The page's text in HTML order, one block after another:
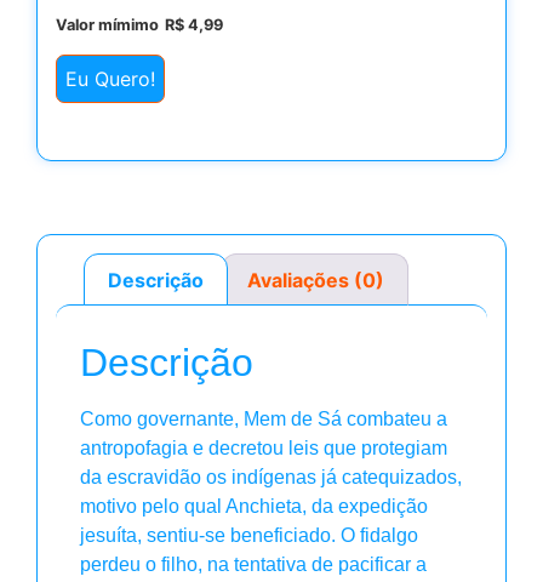
Valor mímimo R$ 4,99
Eu Quero!
Descrição Avaliações (0)
Descrição
Como governante, Mem de Sá combateu a
antropofagia e decretou leis que protegiam
da escravidão os indígenas já catequizados,
motivo pelo qual Anchieta, da expedição
jesuíta, sentiu-se beneficiado. O fidalgo
perdeu o filho, na tentativa de pacificar a